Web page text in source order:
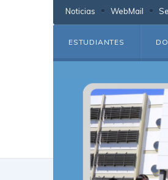
Noticias WebMail
ESTUDIANTES